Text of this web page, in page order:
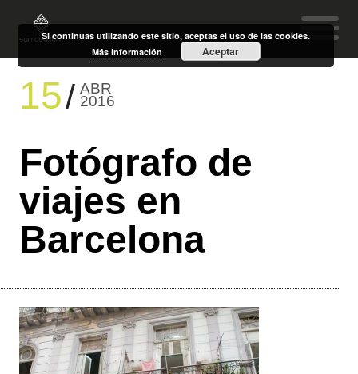
15 ABR
2016
Fotógrafo de
viajes en
Barcelona
Si continuas utilizando este sitio, aceptas el uso de las cookies.
Más información
Aceptar